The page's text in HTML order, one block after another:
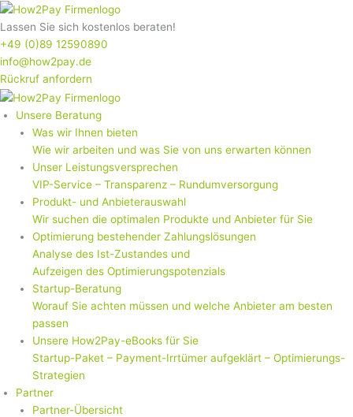
Zum
Inhalt
springen
Lassen Sie sich kostenlos beraten!
+49 (0)89 12590890
info@how2pay.de
Rückruf anfordern
Unsere Beratung
Was wir Ihnen bieten
Wie wir arbeiten und was Sie von uns erwarten können
Unser Leistungsversprechen
VIP-Service – Transparenz – Rundumversorgung
Produkt- und Anbieterauswahl
Wir suchen die optimalen Produkte und Anbieter für Sie
Optimierung bestehender Zahlungslösungen
Analyse des Ist-Zustandes und
Aufzeigen des Optimierungspotenzials
Startup-Beratung
Worauf Sie achten müssen und welche Anbieter am besten
passen
Unsere How2Pay-eBooks für Sie
Startup-Paket – Payment-Irrtümer aufgeklärt – Optimierungs-
Strategien
Partner
Partner-Übersicht